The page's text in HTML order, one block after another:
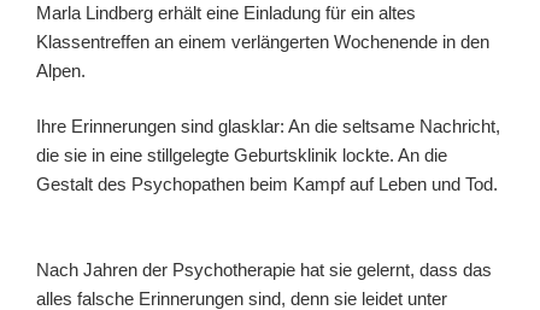
Marla Lindberg erhält eine Einladung für ein altes
Klassentreffen an einem verlängerten Wochenende in den
Alpen.
Ihre Erinnerungen sind glasklar: An die seltsame Nachricht,
die sie in eine stillgelegte Geburtsklinik lockte. An die
Gestalt des Psychopathen beim Kampf auf Leben und Tod.
Nach Jahren der Psychotherapie hat sie gelernt, dass das
alles falsche Erinnerungen sind, denn sie leidet unter